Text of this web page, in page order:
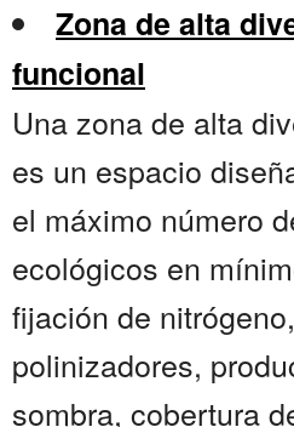
Zona de alta
funcional
Una zona de alta
es un espacio
el máximo número
ecológicos en
fijación de
polinizadores,
sombra, cobertura